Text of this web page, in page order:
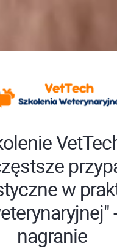
w
nagranie